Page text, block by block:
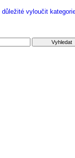
vyloučit